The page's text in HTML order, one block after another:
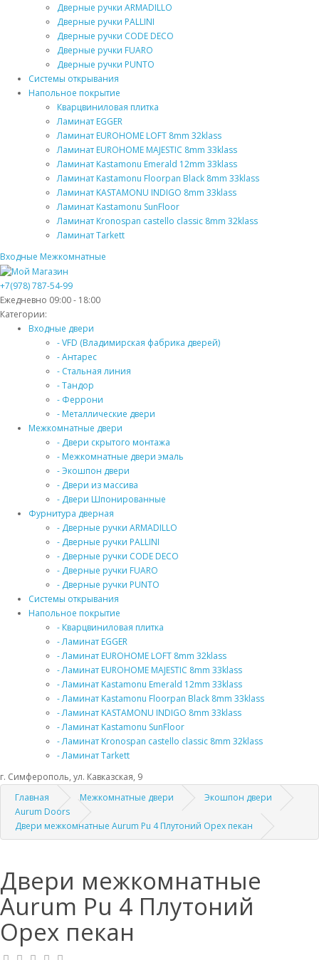
Дверные ручки ARMADILLO
Дверные ручки PALLINI
Дверные ручки CODE DECO
Дверные ручки FUARO
Дверные ручки PUNTO
Системы открывания
Напольное покрытие
Кварцвиниловая плитка
Ламинат EGGER
Ламинат EUROHOME LOFT 8mm 32klass
Ламинат EUROHOME MAJESTIC 8mm 33klass
Ламинат Kastamonu Emerald 12mm 33klass
Ламинат Kastamonu Floorpan Black 8mm 33klass
Ламинат KASTAMONU INDIGO 8mm 33klass
Ламинат Kastamonu SunFloor
Ламинат Kronospan castello classic 8mm 32klass
Ламинат Tarkett
Входные Межкомнатные
+7(978) 787-54-99
Ежедневно 09:00 - 18:00
Категории:
Входные двери
- VFD (Владимирская фабрика дверей)
- Антарес
- Стальная линия
- Тандор
- Феррони
- Металлические двери
Межкомнатные двери
- Двери скрытого монтажа
- Межкомнатные двери эмаль
- Экошпон двери
- Двери из массива
- Двери Шпонированные
Фурнитура дверная
- Дверные ручки ARMADILLO
- Дверные ручки PALLINI
- Дверные ручки CODE DECO
- Дверные ручки FUARO
- Дверные ручки PUNTO
Системы открывания
Напольное покрытие
- Кварцвиниловая плитка
- Ламинат EGGER
- Ламинат EUROHOME LOFT 8mm 32klass
- Ламинат EUROHOME MAJESTIC 8mm 33klass
- Ламинат Kastamonu Emerald 12mm 33klass
- Ламинат Kastamonu Floorpan Black 8mm 33klass
- Ламинат KASTAMONU INDIGO 8mm 33klass
- Ламинат Kastamonu SunFloor
- Ламинат Kronospan castello classic 8mm 32klass
- Ламинат Tarkett
г. Симферополь, ул. Кавказская, 9
Главная
Межкомнатные двери
Экошпон двери
Aurum Doors
Двери межкомнатные Aurum Pu 4 Плутоний Орех пекан
Двери межкомнатные
Aurum Pu 4 Плутоний
Орех пекан